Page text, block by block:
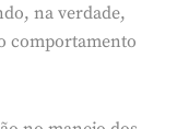
na verdade,
comportamento